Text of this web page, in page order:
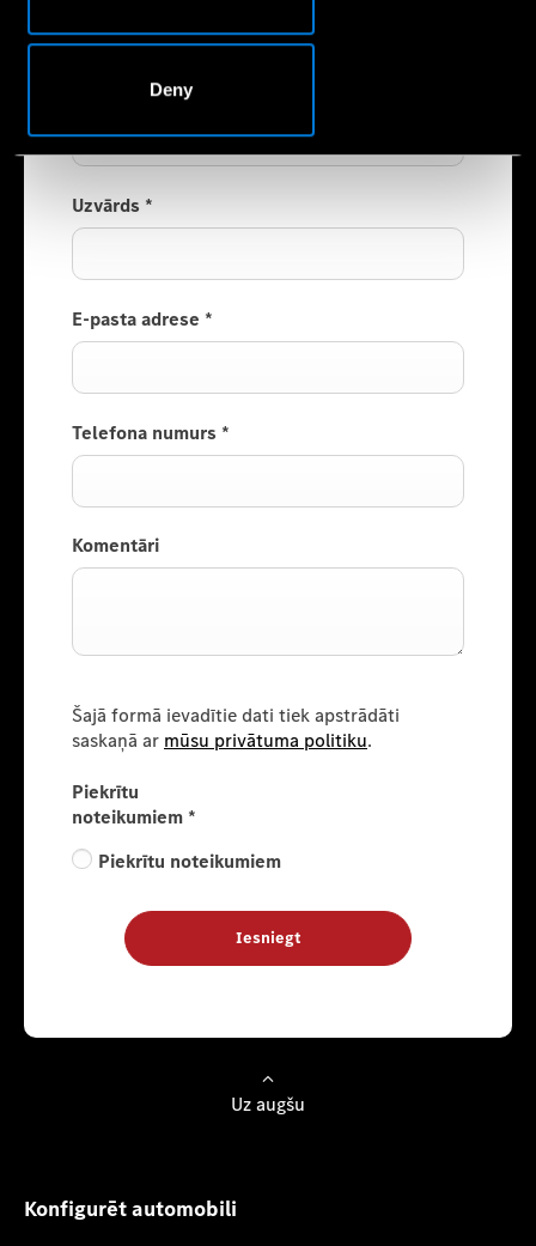
Deny
Veho autosalons
Uzvārds *
E-pasta adrese *
Telefona numurs *
Komentāri
Šajā formā ievadītie dati tiek apstrādāti
saskaņā ar mūsu privātuma politiku.
Piekrītu
noteikumiem *
Piekrītu noteikumiem
Iesniegt
Uz augšu
Konfigurēt automobili